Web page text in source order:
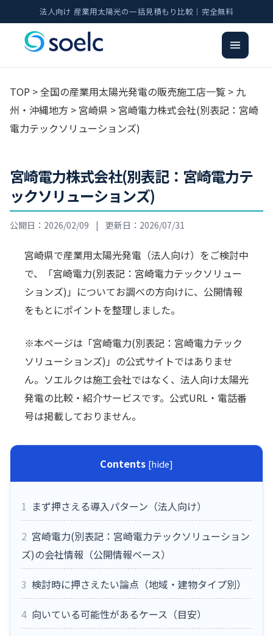
法人向け 産業用太陽光の一括見積もり比較｜完全無料
TOP >全国の産業用太陽光発電の販売施工店一覧 > 九
州・沖縄地方 > 宮崎県 > 宮崎電力株式会社(別表記：宮崎
電力テックソリューションズ)
宮崎電力株式会社(別表記：宮崎電力テ
ックソリューションズ)
公開日：2026/02/09 | 更新日：2026/07/31
宮崎県で産業用太陽光発電（法人向け）をご検討中
で、「宮崎電力(別表記：宮崎電力テックソリュー
ションズ)」についてお調べの方向けに、公開情報
をもとにポイントを整理しました。
※本ページは「宮崎電力(別表記：宮崎電力テック
ソリューションズ)」の公式サイトではありませ
ん。ソエルクは施工会社ではなく、法人向け太陽光
発電の比較・紹介サービスです。公式URL・電話番
号は掲載しておりません。
Contents [hide]
1 まず押さえる導入パターン（法人向け）
2 宮崎電力(別表記：宮崎電力テックソリューション
ズ)の会社情報（公開情報ベース）
3 検討時に押さえたい論点（地域・建物タイプ別）
4 向いている可能性があるケース（目安）